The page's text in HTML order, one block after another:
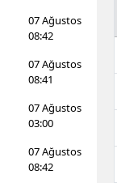
07 Ağustos
08:42
07 Ağustos
08:41
07 Ağustos
03:00
07 Ağustos
08:42